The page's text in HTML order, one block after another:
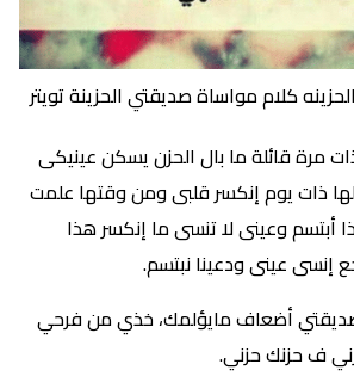
كلام مواساة صديقتي الحزينة تويتر
مرة قائلة ما بال الحزن يسكن عينيكى
ذات يوم إنكسر قلبى ومن وقتها علمت
أبتسم وعينى لا تنسى ما إنكسر هذا
إنسى عينى ودعينا نبتسم.
أضعاف مايؤلمك، خذي من فرحي
ف حزنك حزني.